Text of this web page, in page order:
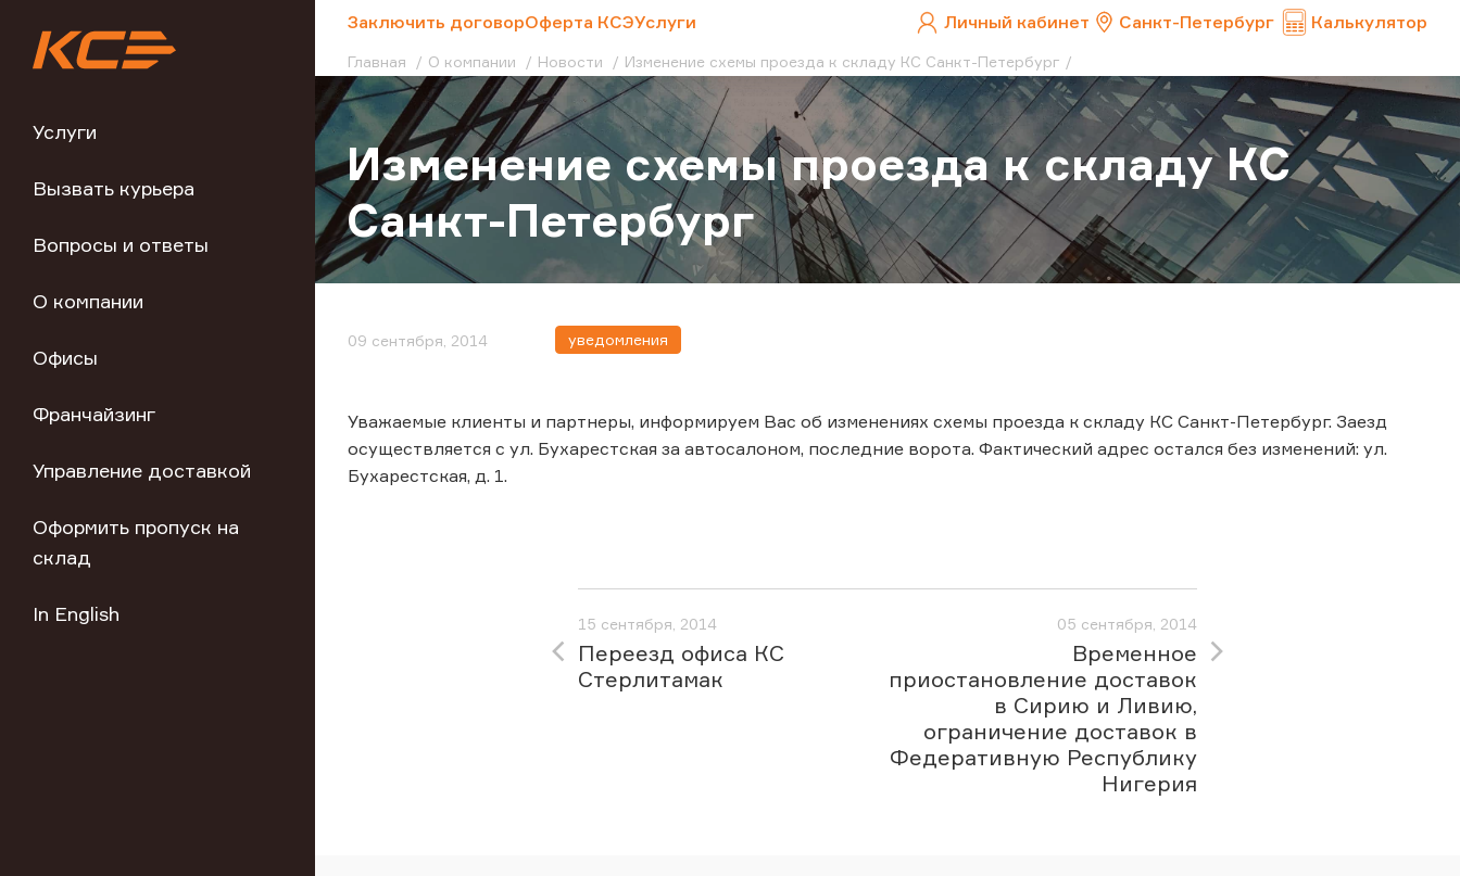
Услуги
Вызвать курьера
Вопросы и ответы
О компании
Офисы
Франчайзинг
Управление доставкой
Оформить пропуск на
склад
In English
Заключить договорОферта КСЭУслуги Личный кабинет Санкт-Петербург Калькулятор
Главная О компании Новости Изменение схемы проезда к складу КС Санкт-Петербург
Изменение схемы проезда к складу КС
Санкт-Петербург
09 сентября, 2014 уведомления
Уважаемые клиенты и партнеры, информируем Вас об изменениях схемы проезда к складу КС Санкт-Петербург. Заезд
осуществляется с ул. Бухарестская за автосалоном, последние ворота. Фактический адрес остался без изменений: ул.
Бухарестская, д. 1.
15 сентября, 2014
Переезд офиса КС
Стерлитамак
05 сентября, 2014
Временное
приостановление доставок
в Сирию и Ливию,
ограничение доставок в
Федеративную Республику
Нигерия